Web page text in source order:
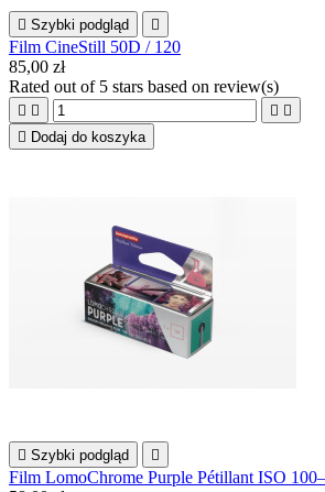
 Szybki podgląd 
Film CineStill 50D / 120
85,00 zł
Rated out of 5 stars based on review(s)
   
 Dodaj do koszyka
 Szybki podgląd 
Film LomoChrome Purple Pétillant ISO